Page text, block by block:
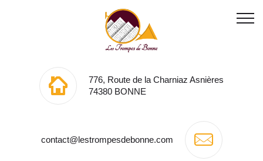
776, Route de la Charniaz Asnières
74380 BONNE
contact@lestrompesdebonne.com